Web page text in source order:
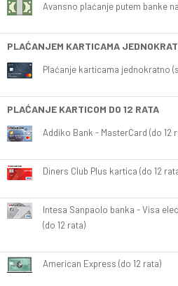
Avansno plaćanje putem banke
PLAĆANJEM KARTICAMA
Plaćanje karticama jednokratno
PLAĆANJE KARTICOM DO 12 RATA
Addiko Bank - MasterCard (do 12
Diners Club Plus kartica (do 12
Intesa Sanpaolo banka - Visa
(do 12 rata)
American Express (do 12 rata)